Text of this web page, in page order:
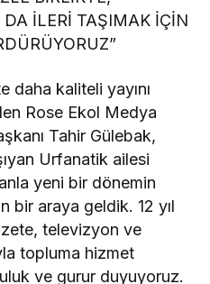
İLERİ TAŞIMAK İÇİN
daha kaliteli yayını
Rose Ekol Medya
Tahir Gülebak,
Urfanatik ailesi
yeni bir dönemin
bir araya geldik. 12 yıl
televizyon ve
topluma hizmet
ve gurur duyuyoruz.